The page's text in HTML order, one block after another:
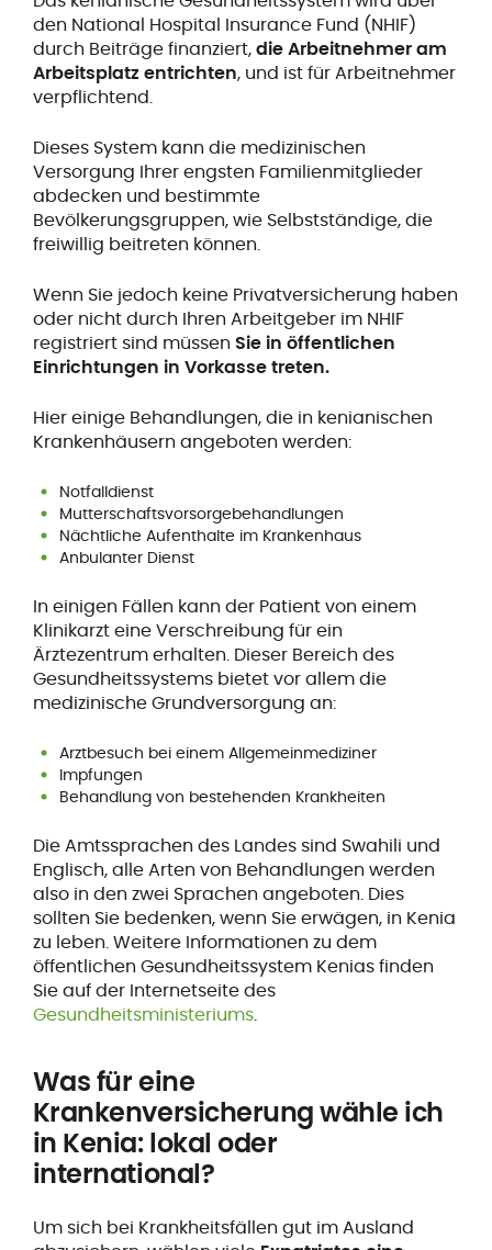
den National Hospital Insurance Fund (NHIF)
durch Beiträge finanziert,die Arbeitnehmer am
Arbeitsplatz entrichten, und ist für Arbeitnehmer
verpflichtend.
Dieses System kann die medizinischen
Versorgung Ihrer engsten Familienmitglieder
abdecken und bestimmte
Bevölkerungsgruppen, wie Selbstständige, die
freiwillig beitreten können.
Wenn Sie jedoch keine Privatversicherung haben
oder nicht durch Ihren Arbeitgeber im NHIF
registriert sind müssen Sie in öffentlichen
Einrichtungen in Vorkasse treten.
Hier einige Behandlungen, die in kenianischen
Krankenhäusern angeboten werden:
Notfalldienst
Mutterschaftsvorsorgebehandlungen
Nächtliche Aufenthalte im Krankenhaus
Anbulanter Dienst
In einigen Fällen kann der Patient von einem
Klinikarzt eine Verschreibung für ein
Ärztezentrum erhalten. Dieser Bereich des
Gesundheitssystems bietet vor allem die
medizinische Grundversorgung an:
Arztbesuch bei einem Allgemeinmediziner
Impfungen
Behandlung von bestehenden Krankheiten
Die Amtssprachen des Landes sind Swahili und
Englisch, alle Arten von Behandlungen werden
also in den zwei Sprachen angeboten. Dies
sollten Sie bedenken, wenn Sie erwägen, in Kenia
zu leben. Weitere Informationen zu dem
öffentlichen Gesundheitssystem Kenias finden
Sie auf der Internetseite des
Gesundheitsministeriums.
Was für eine
Krankenversicherung wähle ich
in Kenia: lokal oder
international?
Um sich bei Krankheitsfällen gut im Ausland